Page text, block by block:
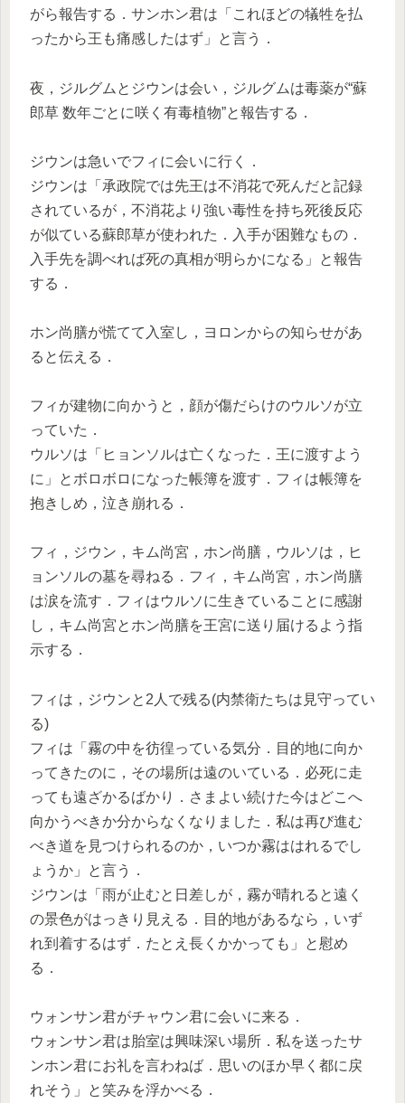
がら報告する．サンホン君は「これほどの犠牲を払
ったから王も痛感したはず」と言う．
夜，ジルグムとジウンは会い，ジルグムは毒薬が“蘇
郎草 数年ごとに咲く有毒植物”と報告する．
ジウンは急いでフィに会いに行く．
ジウンは「承政院では先王は不消花で死んだと記録
されているが，不消花より強い毒性を持ち死後反応
が似ている蘇郎草が使われた．入手が困難なもの．
入手先を調べれば死の真相が明らかになる」と報告
する．
ホン尚膳が慌てて入室し，ヨロンからの知らせがあ
ると伝える．
フィが建物に向かうと，顔が傷だらけのウルソが立
っていた．
ウルソは「ヒョンソルは亡くなった．王に渡すよう
に」とボロボロになった帳簿を渡す．フィは帳簿を
抱きしめ，泣き崩れる．
フィ，ジウン，キム尚宮，ホン尚膳，ウルソは，ヒ
ョンソルの墓を尋ねる．フィ，キム尚宮，ホン尚膳
は涙を流す．フィはウルソに生きていることに感謝
し，キム尚宮とホン尚膳を王宮に送り届けるよう指
示する．
フィは，ジウンと2人で残る(内禁衛たちは見守ってい
る)
フィは「霧の中を彷徨っている気分．目的地に向か
ってきたのに，その場所は遠のいている．必死に走
っても遠ざかるばかり．さまよい続けた今はどこへ
向かうべきか分からなくなりました．私は再び進む
べき道を見つけられるのか，いつか霧ははれるでし
ょうか」と言う．
ジウンは「雨が止むと日差しが，霧が晴れると遠く
の景色がはっきり見える．目的地があるなら，いず
れ到着するはず．たとえ長くかかっても」と慰め
る．
ウォンサン君がチャウン君に会いに来る．
ウォンサン君は胎室は興味深い場所．私を送ったサ
ンホン君にお礼を言わねば．思いのほか早く都に戻
れそう」と笑みを浮かべる．